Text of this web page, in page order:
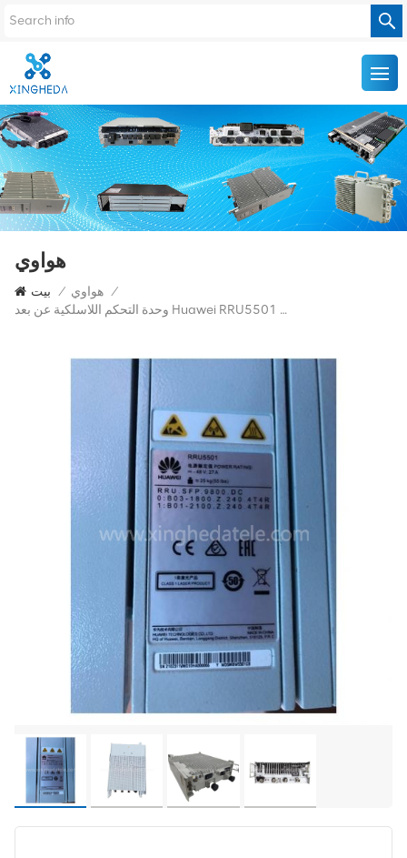
هواوي
بيت / هواوي /
وحدة التحكم اللاسلكية عن بعد Huawei RRU5501 02311VMD لجهاز DBS5900